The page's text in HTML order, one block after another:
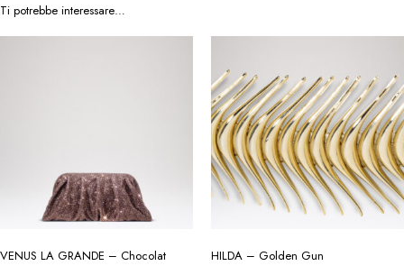
Ti potrebbe interessare…
VENUS LA GRANDE – Chocolat
HILDA – Golden Gun